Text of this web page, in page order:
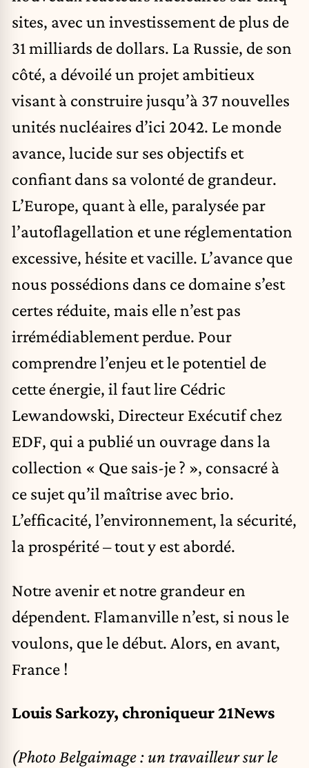
sites, avec un investissement de plus de
31 milliards de dollars. La Russie, de son
côté, a dévoilé un projet ambitieux
visant à construire jusqu’à 37 nouvelles
unités nucléaires d’ici 2042. Le monde
avance, lucide sur ses objectifs et
confiant dans sa volonté de grandeur.
L’Europe, quant à elle, paralysée par
l’autoflagellation et une réglementation
excessive, hésite et vacille. L’avance que
nous possédions dans ce domaine s’est
certes réduite, mais elle n’est pas
irrémédiablement perdue. Pour
comprendre l’enjeu et le potentiel de
cette énergie, il faut lire Cédric
Lewandowski, Directeur Exécutif chez
EDF, qui a publié un ouvrage dans la
collection « Que sais-je ? », consacré à
ce sujet qu’il maîtrise avec brio.
L’efficacité, l’environnement, la sécurité,
la prospérité – tout y est abordé.
Notre avenir et notre grandeur en
dépendent. Flamanville n’est, si nous le
voulons, que le début. Alors, en avant,
France !
Louis Sarkozy, chroniqueur 21News
(Photo Belgaimage : un travailleur sur le